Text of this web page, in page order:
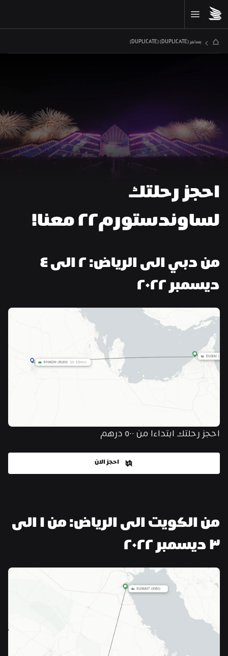
يسافر (DUPLICATE) (DUPLICATE)
لساوندستورم٢٢ معنا!
ديسمبر ٢٠٢٢
احجز رحلتك ابتداءا من ٥٠٠ درهم
احجز الان
٣ ديسمبر ٢٠٢٢